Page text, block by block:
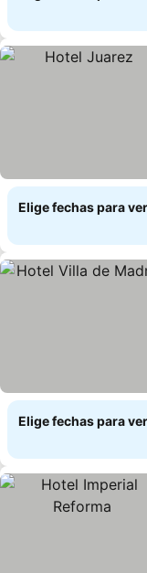
Elige fechas para
Elige fechas para